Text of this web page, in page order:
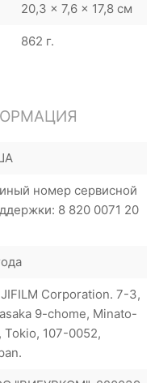
20,3 x 7,6 x 17,8 см
862 г.
номер сервисной
8 820 0071 20
Corporation. 7-3,
9-chome, Minato-
Tokio, 107-0052,